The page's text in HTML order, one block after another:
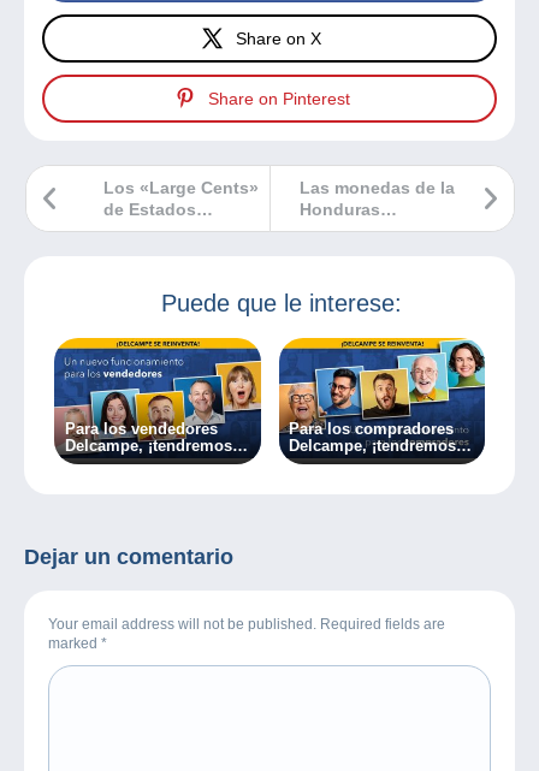
Share on X
Share on Pinterest
Las monedas de la
Honduras
Británica
Los «Large Cents»
de Estados
Unidos, de 1793 a
Puede que le interese:
Para los vendedores
Delcampe, ¡tendremos
próximamente un nuevo
Para los compradores
Delcampe, ¡tendremos
próximamente un nuevo
Dejar un comentario
Your email address will not be published. Required fields are
marked *